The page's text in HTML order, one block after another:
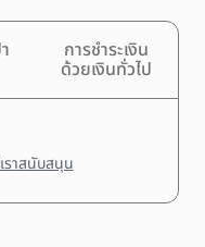
การชำระเงิน
ด้วยเงินทั่วไป
ราสนับสนุน